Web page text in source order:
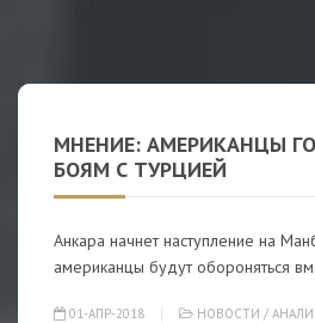
МНЕНИЕ: АМЕРИКАНЦЫ
БОЯМ С ТУРЦИЕЙ
Анкара начнет наступление на
американцы будут обороняться
01-АПР-2018 НОВОСТИ /